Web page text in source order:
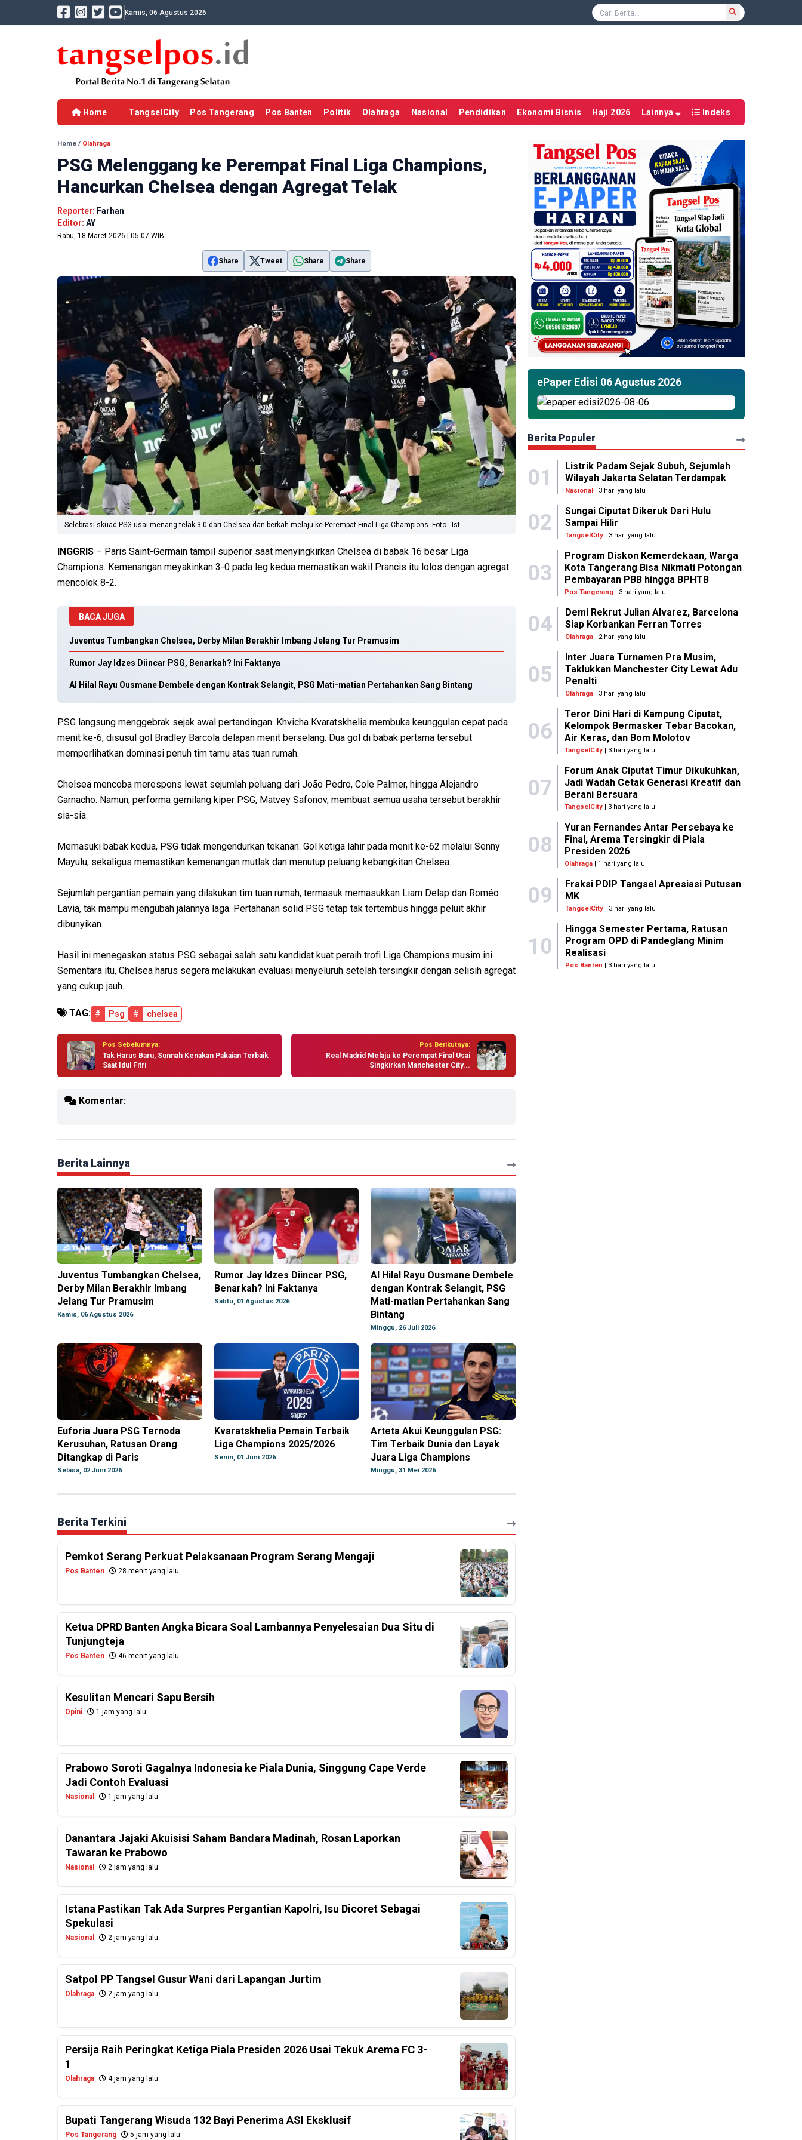
Kamis, 06 Agustus 2026
Home TangselCity Pos Tangerang Pos Banten Politik Olahraga Nasional Pendidikan Ekonomi Bisnis Haji 2026 Lainnya Indeks
Home / Olahraga
PSG Melenggang ke Perempat Final Liga Champions,
Hancurkan Chelsea dengan Agregat Telak
Reporter: Farhan
Editor: AY
Rabu, 18 Maret 2026 | 05:07 WIB
Share Tweet Share Share
Selebrasi skuad PSG usai menang telak 3-0 dari Chelsea dan berkah melaju ke Perempat Final Liga Champions. Foto : Ist
INGGRIS – Paris Saint-Germain tampil superior saat menyingkirkan Chelsea di babak 16 besar Liga
Champions. Kemenangan meyakinkan 3-0 pada leg kedua memastikan wakil Prancis itu lolos dengan agregat
mencolok 8-2.
BACA JUGA
Juventus Tumbangkan Chelsea, Derby Milan Berakhir Imbang Jelang Tur Pramusim
Rumor Jay Idzes Diincar PSG, Benarkah? Ini Faktanya
Al Hilal Rayu Ousmane Dembele dengan Kontrak Selangit, PSG Mati-matian Pertahankan Sang Bintang
PSG langsung menggebrak sejak awal pertandingan. Khvicha Kvaratskhelia membuka keunggulan cepat pada
menit ke-6, disusul gol Bradley Barcola delapan menit berselang. Dua gol di babak pertama tersebut
memperlihatkan dominasi penuh tim tamu atas tuan rumah.
Chelsea mencoba merespons lewat sejumlah peluang dari João Pedro, Cole Palmer, hingga Alejandro
Garnacho. Namun, performa gemilang kiper PSG, Matvey Safonov, membuat semua usaha tersebut berakhir
sia-sia.
Memasuki babak kedua, PSG tidak mengendurkan tekanan. Gol ketiga lahir pada menit ke-62 melalui Senny
Mayulu, sekaligus memastikan kemenangan mutlak dan menutup peluang kebangkitan Chelsea.
Sejumlah pergantian pemain yang dilakukan tim tuan rumah, termasuk memasukkan Liam Delap dan Roméo
Lavia, tak mampu mengubah jalannya laga. Pertahanan solid PSG tetap tak tertembus hingga peluit akhir
dibunyikan.
Hasil ini menegaskan status PSG sebagai salah satu kandidat kuat peraih trofi Liga Champions musim ini.
Sementara itu, Chelsea harus segera melakukan evaluasi menyeluruh setelah tersingkir dengan selisih agregat
yang cukup jauh.
TAG: # Psg # chelsea
Pos Sebelumnya:
Tak Harus Baru, Sunnah Kenakan Pakaian Terbaik
Saat Idul Fitri
Pos Berikutnya:
Real Madrid Melaju ke Perempat Final Usai
Singkirkan Manchester City...
Komentar:
Berita Lainnya
Juventus Tumbangkan Chelsea,
Derby Milan Berakhir Imbang
Jelang Tur Pramusim
Kamis, 06 Agustus 2026
Rumor Jay Idzes Diincar PSG,
Benarkah? Ini Faktanya
Sabtu, 01 Agustus 2026
Al Hilal Rayu Ousmane Dembele
dengan Kontrak Selangit, PSG
Mati-matian Pertahankan Sang
Bintang
Minggu, 26 Juli 2026
Euforia Juara PSG Ternoda
Kerusuhan, Ratusan Orang
Ditangkap di Paris
Selasa, 02 Juni 2026
Kvaratskhelia Pemain Terbaik
Liga Champions 2025/2026
Senin, 01 Juni 2026
Arteta Akui Keunggulan PSG:
Tim Terbaik Dunia dan Layak
Juara Liga Champions
Minggu, 31 Mei 2026
Berita Terkini
Pemkot Serang Perkuat Pelaksanaan Program Serang Mengaji
Pos Banten 28 menit yang lalu
Ketua DPRD Banten Angka Bicara Soal Lambannya Penyelesaian Dua Situ di
Tunjungteja
Pos Banten 46 menit yang lalu
Kesulitan Mencari Sapu Bersih
Opini 1 jam yang lalu
Prabowo Soroti Gagalnya Indonesia ke Piala Dunia, Singgung Cape Verde
Jadi Contoh Evaluasi
Nasional 1 jam yang lalu
Danantara Jajaki Akuisisi Saham Bandara Madinah, Rosan Laporkan
Tawaran ke Prabowo
Nasional 2 jam yang lalu
Istana Pastikan Tak Ada Surpres Pergantian Kapolri, Isu Dicoret Sebagai
Spekulasi
Nasional 2 jam yang lalu
Satpol PP Tangsel Gusur Wani dari Lapangan Jurtim
Olahraga 2 jam yang lalu
Persija Raih Peringkat Ketiga Piala Presiden 2026 Usai Tekuk Arema FC 3-
1
Olahraga 4 jam yang lalu
Bupati Tangerang Wisuda 132 Bayi Penerima ASI Eksklusif
Pos Tangerang 5 jam yang lalu
ePaper Edisi 06 Agustus 2026
Berita Populer
01
Listrik Padam Sejak Subuh, Sejumlah
Wilayah Jakarta Selatan Terdampak
Nasional | 3 hari yang lalu
02
Sungai Ciputat Dikeruk Dari Hulu
Sampai Hilir
TangselCity| 3 hari yang lalu
03
Program Diskon Kemerdekaan, Warga
Kota Tangerang Bisa Nikmati Potongan
Pembayaran PBB hingga BPHTB
Pos Tangerang | 3 hari yang lalu
04
Demi Rekrut Julian Alvarez, Barcelona
Siap Korbankan Ferran Torres
Olahraga| 2 hari yang lalu
05
Inter Juara Turnamen Pra Musim,
Taklukkan Manchester City Lewat Adu
Penalti
Olahraga| 3 hari yang lalu
06
Teror Dini Hari di Kampung Ciputat,
Kelompok Bermasker Tebar Bacokan,
Air Keras, dan Bom Molotov
TangselCity | 3 hari yang lalu
07
Forum Anak Ciputat Timur Dikukuhkan,
Jadi Wadah Cetak Generasi Kreatif dan
Berani Bersuara
TangselCity | 3 hari yang lalu
08
Yuran Fernandes Antar Persebaya ke
Final, Arema Tersingkir di Piala
Presiden 2026
Olahraga | 1 hari yang lalu
09
Fraksi PDIP Tangsel Apresiasi Putusan
MK
TangselCity| 3 hari yang lalu
10
Hingga Semester Pertama, Ratusan
Program OPD di Pandeglang Minim
Realisasi
Pos Banten | 3 hari yang lalu